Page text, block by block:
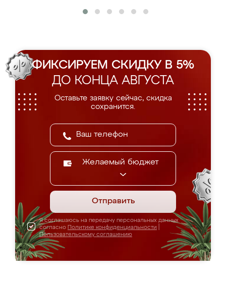
ФИКСИРУЕМ СКИДКУ В 5%
ДО КОНЦА АВГУСТА
Оставьте заявку сейчас, скидка
сохранится.
Желаемый бюджет
Отправить
Я соглашаюсь на передачу персональных данных
согласно Политике конфиденциальности
Пользовательскому соглашению